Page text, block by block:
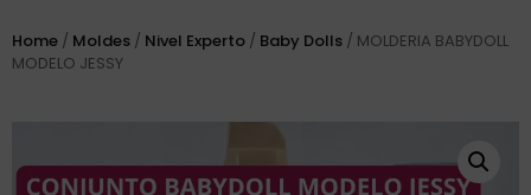
Home / Moldes / Nivel Experto / Baby Dolls / MOLDERIA BABYDOLL
MODELO JESSY